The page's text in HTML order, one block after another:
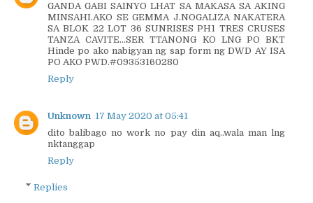
GANDA GABI SAINYO LHAT SA MAKASA SA AKING
MINSAHI.AKO SE GEMMA J.NOGALIZA NAKATERA
SA BLOK 22 LOT 36 SUNRISES PH1 TRES CRUSES
TANZA CAVITE...SER TTANONG KO LNG PO BKT
Hinde po ako nabigyan ng sap form ng DWD AY ISA
PO AKO PWD.#09353160280
Reply
Unknown 17 May 2020 at 05:41
dito balibago no work no pay din aq..wala man lng
nktanggap
Reply
Replies